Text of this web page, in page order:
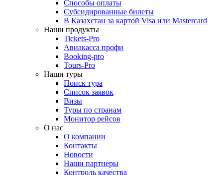
Способы оплаты
Субсидированные билеты
В Казахстан за картой Visa или Masterсard
Наши продукты
Tickets-Pro
Авиакасса профи
Booking-pro
Tours-Pro
Наши туры
Поиск тура
Список заявок
Визы
Туры по странам
Монитор рейсов
О нас
О компании
Контакты
Новости
Наши партнеры
Контроль качества